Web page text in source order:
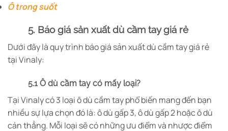
Ô trong suốt
5. Báo giá sản xuất dù cầm tay giá rẻ
Dưới đây là quy trình báo giá sản xuất dù cầm tay giá rẻ
tại Vinaly:
5.1 Ô dù cầm tay có mấy loại?
Tại Vinaly có 3 loại ô dù cầm tay phổ biến mang đến bạn
nhiều sự lựa chọn đó là: ô dù gấp 3, ô dù gấp 2 hoặc ô dù
cán thẳng. Mỗi loại sẽ có những ưu điểm và nhược điểm